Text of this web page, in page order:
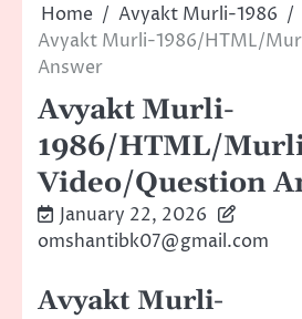
Home
Avyakt Murli-1986
Avyakt Murli-1986/HTML/
Answer
Avyakt Murli-
1986/HTML/
Video/Question
January 22, 2026
omshantibk07@gmail.com
Avyakt Murli-